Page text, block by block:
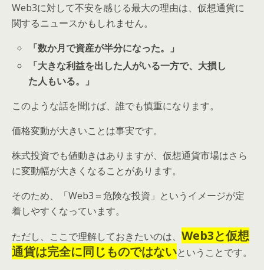
Web3に対して不安を感じる最大の理由は、仮想通貨に
関するニュースかもしれません。
「数か月で資産が半分になった。」
「大きな利益を出した人がいる一方で、大損し
た人もいる。」
このような話を聞けば、誰でも慎重になります。
価格変動が大きいことは事実です。
株式投資でも値動きはありますが、仮想通貨市場はさら
に変動幅が大きくなることがあります。
そのため、「Web3＝危険な投資」というイメージが定
着しやすくなっています。
ただし、ここで理解しておきたいのは、 Web3と仮想
通貨は完全に同じものではないということです。